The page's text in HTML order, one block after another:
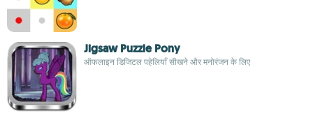
Jigsaw Puzzle Pony
ऑफलाइन डिजिटल पहेलियाँ सीखने और मनोरंजन के लिए